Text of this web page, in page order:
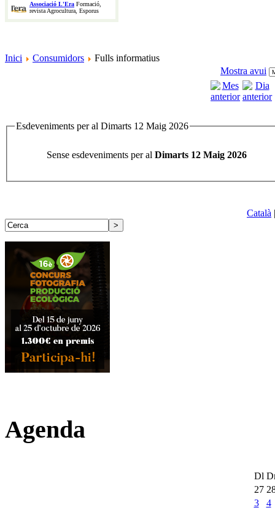
Associació L'Era Formació,
revista Agrocultura, Esporus
Inici Consumidors
Fulls informatius
Mostra avui
Esdeveniments per al Dimarts 12 Maig 2026
Sense esdeveniments per al Dimarts 12 Maig 2026
Català
Agenda
Dl
27
3
4